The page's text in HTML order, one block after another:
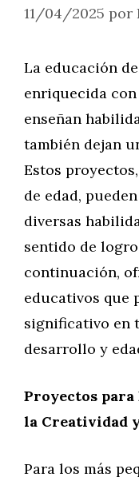
11/04/2025 por
La educación
enriquecida
enseñan
también dejan
Estos
de edad,
diversas
sentido de
continuación,
educativos que
significativo en
desarrollo y
Proyectos para
la Creatividad
Para los más